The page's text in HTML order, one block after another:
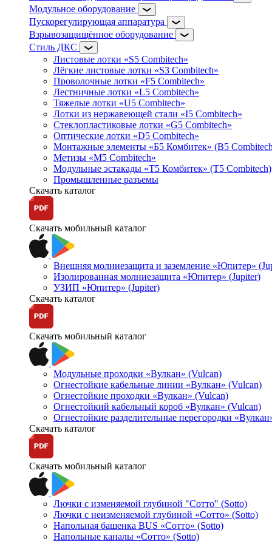
Модульное оборудование
Пускорегулирующая аппаратура
Взрывозащищённое оборудование
Стиль ДКС
Листовые лотки «S5 Combitech»
Лёгкие листовые лотки «S3 Combitech»
Проволочные лотки «F5 Combitech»
Лестничные лотки «L5 Combitech»
Тяжелые лотки «U5 Combitech»
Лотки из нержавеющей стали «I5 Combitech»
Стеклопластиковые лотки «G5 Combitech»
Оптические лотки «D5 Combitech»
Монтажные элементы «Б5 Комбитек» (B5
Метизы «M5 Combitech»
Модульные эстакады «Т5 Комбитек» (T5 Combitech)
Промышленные разъемы
Скачать каталог
Скачать мобильный каталог
Внешняя молниезащита и заземление «Юпитер»
Изолированная молниезащита «Юпитер» (Jupiter)
УЗИП «Юпитер» (Jupiter)
Скачать каталог
Скачать мобильный каталог
Модульные проходки «Вулкан» (Vulcan)
Огнестойкие кабельные линии «Вулкан» (Vulcan)
Огнестойкие проходки «Вулкан» (Vulcan)
Огнестойкий кабельный короб «Вулкан» (Vulcan)
Огнестойкие разделительные перегородки
Скачать каталог
Скачать мобильный каталог
Лючки с изменяемой глубиной "Сотто" (Sotto)
Лючки с неизменяемой глубиной «Сотто» (Sotto)
Напольная башенка BUS «Сотто» (Sotto)
Напольные каналы «Сотто» (Sotto)